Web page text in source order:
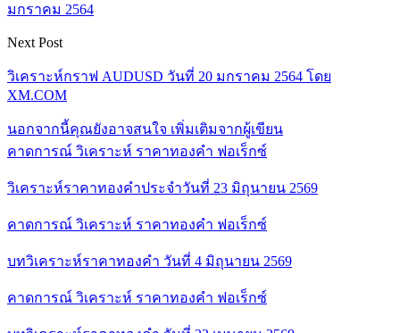
มกราคม 2564
Next Post
วิเคราะห์กราฟ AUDUSD วันที่ 20 มกราคม 2564 โดย
XM.COM
นอกจากนี้คุณยังอาจสนใจ เพิ่มเติมจากผู้เขียน
คาดการณ์ วิเคราะห์ ราคาทองคำ ฟอเร็กซ์
วิเคราะห์ราคาทองคำประจำวันที่ 23 มิถุนายน 2569
คาดการณ์ วิเคราะห์ ราคาทองคำ ฟอเร็กซ์
บทวิเคราะห์ราคาทองคำ วันที่ 4 มิถุนายน 2569
คาดการณ์ วิเคราะห์ ราคาทองคำ ฟอเร็กซ์